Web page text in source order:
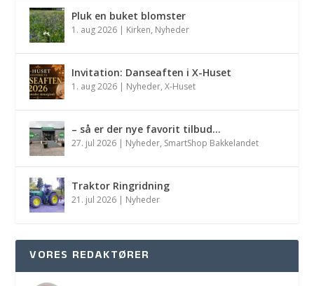
Pluk en buket blomster
1. aug 2026 | Kirken, Nyheder
Invitation: Danseaften i X-Huset
1. aug 2026 | Nyheder,X-Huset
– så er der nye favorit tilbud…
27. jul 2026 | Nyheder, SmartShop Bakkelandet
Traktor Ringridning
21. jul 2026 | Nyheder
VORES REDAKTØRER